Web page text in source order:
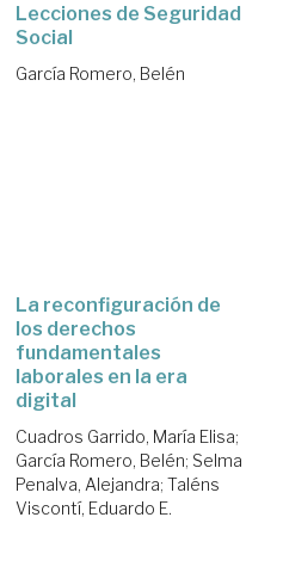
Lecciones de Seguridad
Social
García Romero, Belén
La reconfiguración de
los derechos
fundamentales
laborales en la era
digital
Cuadros Garrido, María Elisa;
García Romero, Belén; Selma
Penalva, Alejandra; Taléns
Viscontí, Eduardo E.